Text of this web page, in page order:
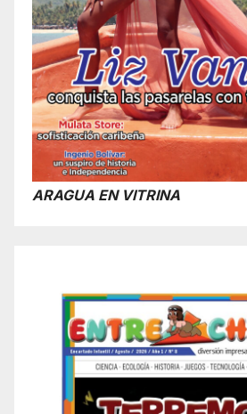
ARAGUA EN VITRINA